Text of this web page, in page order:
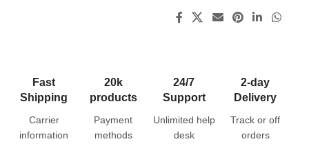
Fast
Shipping
Carrier
information
20k
products
Payment
methods
24/7
Support
Unlimited help
desk
2-day
Delivery
Track or off
orders